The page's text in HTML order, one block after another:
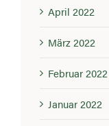
April 2022
März 2022
Februar 2022
Januar 2022